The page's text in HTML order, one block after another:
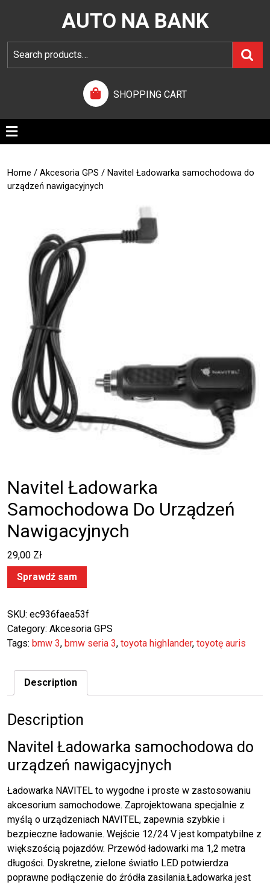
AUTO NA BANK
SHOPPING CART
Home / Akcesoria GPS / Navitel Ładowarka samochodowa do
urządzeń nawigacyjnych
Navitel Ładowarka
Samochodowa Do Urządzeń
Nawigacyjnych
29,00 Zł
Sprawdź sam
SKU: ec936faea53f
Category: Akcesoria GPS
Tags: bmw 3, bmw seria 3, toyota highlander, toyotę auris
Description
Description
Navitel Ładowarka samochodowa do
urządzeń nawigacyjnych
Ładowarka NAVITEL to wygodne i proste w zastosowaniu
akcesorium samochodowe. Zaprojektowana specjalnie z
myślą o urządzeniach NAVITEL, zapewnia szybkie i
bezpieczne ładowanie. Wejście 12/24 V jest kompatybilne z
większością pojazdów. Przewód ładowarki ma 1,2 metra
długości. Dyskretne, zielone światło LED potwierdza
poprawne podłączenie do źródła zasilania.Ładowarka jest